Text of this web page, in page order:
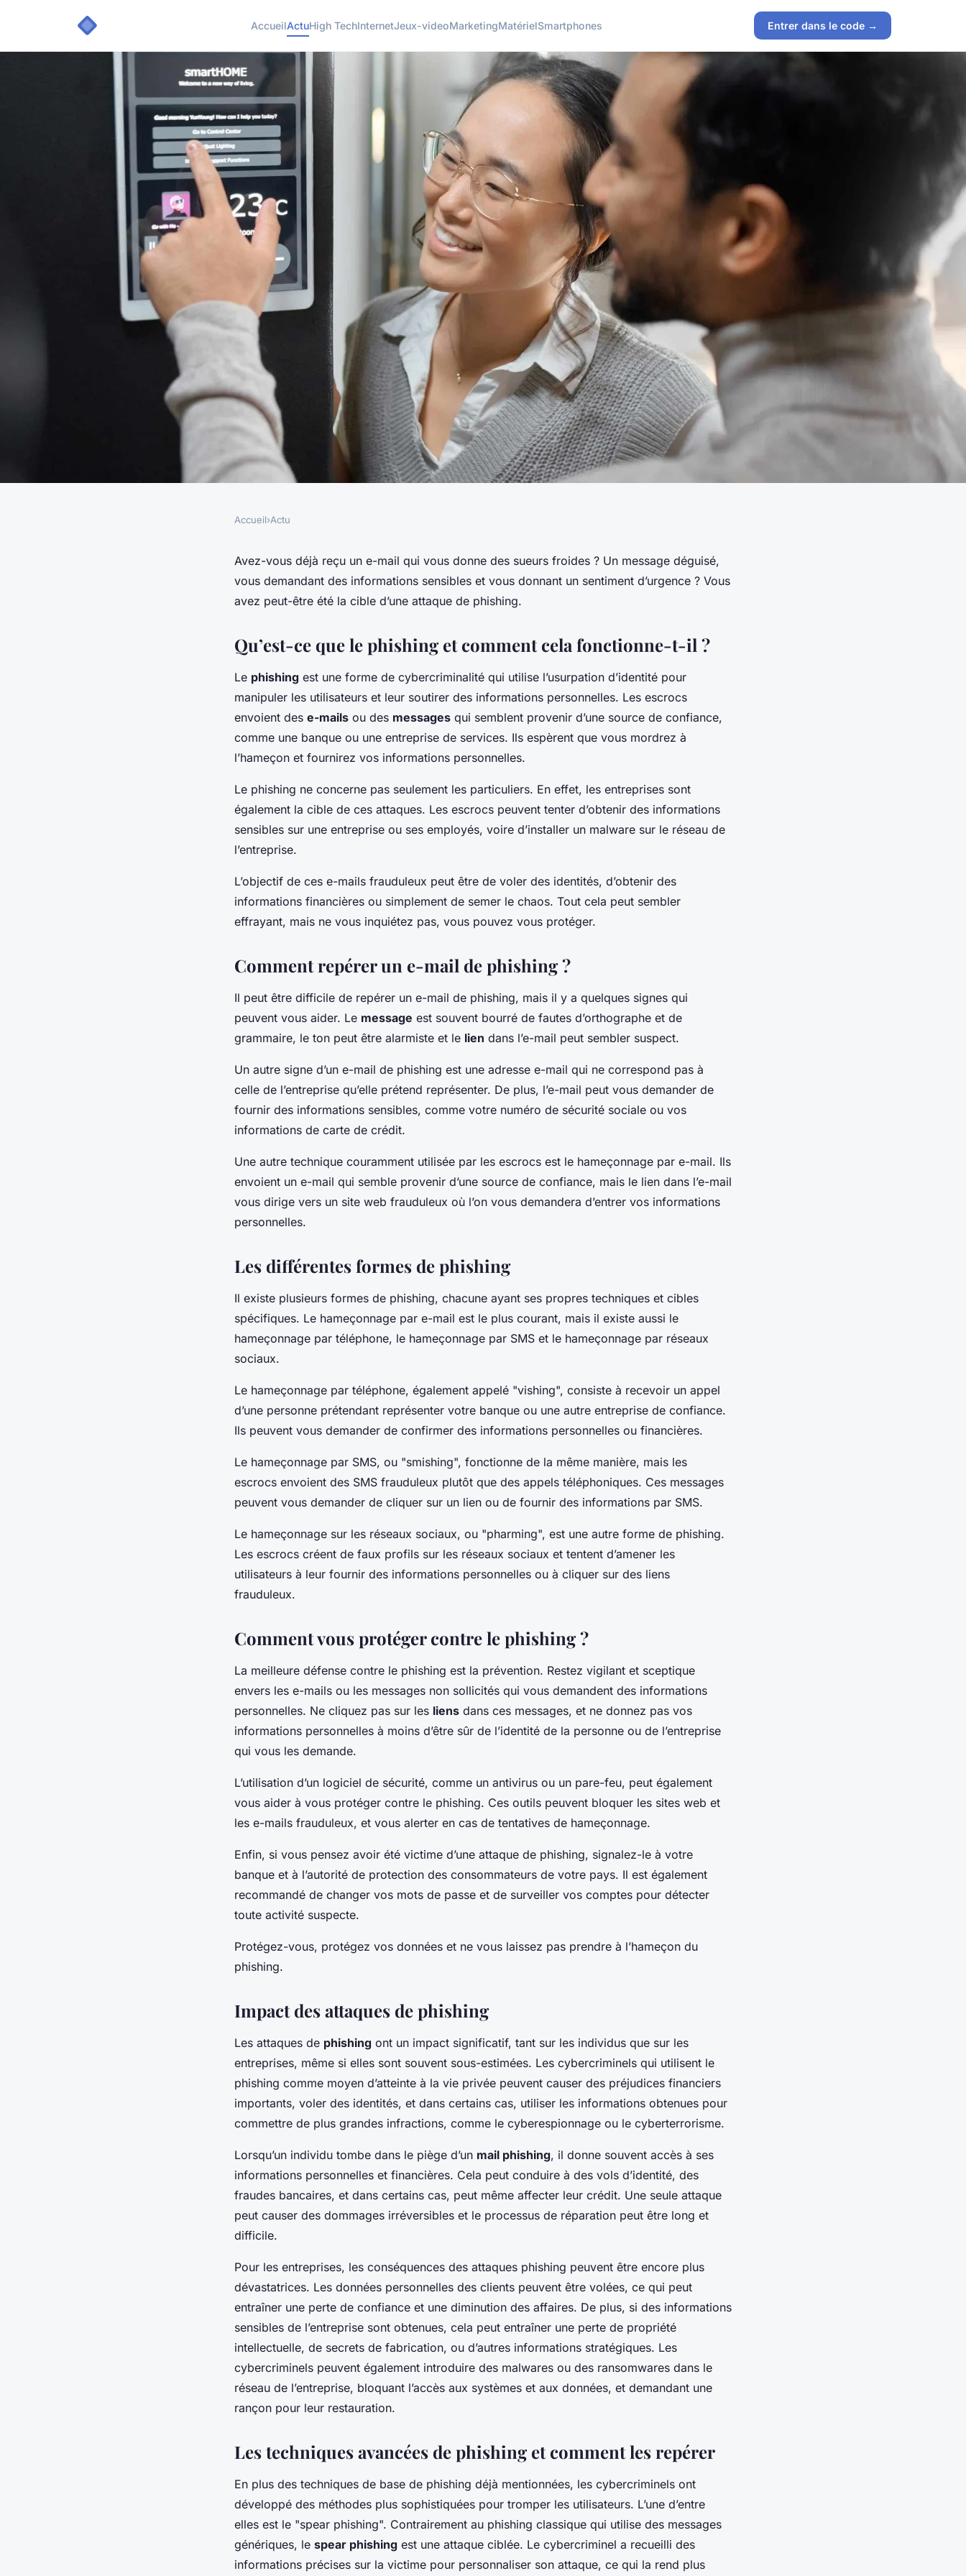
AccueilActuHigh TechInternetJeux-videoMarketingMatérielSmartphones Entrer dans le code →
Comment reconnaître et éviter les e-
mails de phishing ?
6 min de lecture
Accueil›Actu
Avez-vous déjà reçu un e-mail qui vous donne des sueurs froides ? Un message déguisé,
vous demandant des informations sensibles et vous donnant un sentiment d’urgence ? Vous
avez peut-être été la cible d’une attaque de phishing.
Qu’est-ce que le phishing et comment cela fonctionne-t-il ?
Le phishing est une forme de cybercriminalité qui utilise l’usurpation d’identité pour
manipuler les utilisateurs et leur soutirer des informations personnelles. Les escrocs
envoient des e-mails ou des messages qui semblent provenir d’une source de confiance,
comme une banque ou une entreprise de services. Ils espèrent que vous mordrez à
l’hameçon et fournirez vos informations personnelles.
Le phishing ne concerne pas seulement les particuliers. En effet, les entreprises sont
également la cible de ces attaques. Les escrocs peuvent tenter d’obtenir des informations
sensibles sur une entreprise ou ses employés, voire d’installer un malware sur le réseau de
l’entreprise.
L’objectif de ces e-mails frauduleux peut être de voler des identités, d’obtenir des
informations financières ou simplement de semer le chaos. Tout cela peut sembler
effrayant, mais ne vous inquiétez pas, vous pouvez vous protéger.
Comment repérer un e-mail de phishing ?
Il peut être difficile de repérer un e-mail de phishing, mais il y a quelques signes qui
peuvent vous aider. Le message est souvent bourré de fautes d’orthographe et de
grammaire, le ton peut être alarmiste et le lien dans l’e-mail peut sembler suspect.
Un autre signe d’un e-mail de phishing est une adresse e-mail qui ne correspond pas à
celle de l’entreprise qu’elle prétend représenter. De plus, l’e-mail peut vous demander de
fournir des informations sensibles, comme votre numéro de sécurité sociale ou vos
informations de carte de crédit.
Une autre technique couramment utilisée par les escrocs est le hameçonnage par e-mail. Ils
envoient un e-mail qui semble provenir d’une source de confiance, mais le lien dans l’e-mail
vous dirige vers un site web frauduleux où l’on vous demandera d’entrer vos informations
personnelles.
Les différentes formes de phishing
Il existe plusieurs formes de phishing, chacune ayant ses propres techniques et cibles
spécifiques. Le hameçonnage par e-mail est le plus courant, mais il existe aussi le
hameçonnage par téléphone, le hameçonnage par SMS et le hameçonnage par réseaux
sociaux.
Le hameçonnage par téléphone, également appelé "vishing", consiste à recevoir un appel
d’une personne prétendant représenter votre banque ou une autre entreprise de confiance.
Ils peuvent vous demander de confirmer des informations personnelles ou financières.
Le hameçonnage par SMS, ou "smishing", fonctionne de la même manière, mais les
escrocs envoient des SMS frauduleux plutôt que des appels téléphoniques. Ces messages
peuvent vous demander de cliquer sur un lien ou de fournir des informations par SMS.
Le hameçonnage sur les réseaux sociaux, ou "pharming", est une autre forme de phishing.
Les escrocs créent de faux profils sur les réseaux sociaux et tentent d’amener les
utilisateurs à leur fournir des informations personnelles ou à cliquer sur des liens
frauduleux.
Comment vous protéger contre le phishing ?
La meilleure défense contre le phishing est la prévention. Restez vigilant et sceptique
envers les e-mails ou les messages non sollicités qui vous demandent des informations
personnelles. Ne cliquez pas sur les liens dans ces messages, et ne donnez pas vos
informations personnelles à moins d’être sûr de l’identité de la personne ou de l’entreprise
qui vous les demande.
L’utilisation d’un logiciel de sécurité, comme un antivirus ou un pare-feu, peut également
vous aider à vous protéger contre le phishing. Ces outils peuvent bloquer les sites web et
les e-mails frauduleux, et vous alerter en cas de tentatives de hameçonnage.
Enfin, si vous pensez avoir été victime d’une attaque de phishing, signalez-le à votre
banque et à l’autorité de protection des consommateurs de votre pays. Il est également
recommandé de changer vos mots de passe et de surveiller vos comptes pour détecter
toute activité suspecte.
Protégez-vous, protégez vos données et ne vous laissez pas prendre à l’hameçon du
phishing.
Impact des attaques de phishing
Les attaques de phishing ont un impact significatif, tant sur les individus que sur les
entreprises, même si elles sont souvent sous-estimées. Les cybercriminels qui utilisent le
phishing comme moyen d’atteinte à la vie privée peuvent causer des préjudices financiers
importants, voler des identités, et dans certains cas, utiliser les informations obtenues pour
commettre de plus grandes infractions, comme le cyberespionnage ou le cyberterrorisme.
Lorsqu’un individu tombe dans le piège d’un mail phishing, il donne souvent accès à ses
informations personnelles et financières. Cela peut conduire à des vols d’identité, des
fraudes bancaires, et dans certains cas, peut même affecter leur crédit. Une seule attaque
peut causer des dommages irréversibles et le processus de réparation peut être long et
difficile.
Pour les entreprises, les conséquences des attaques phishing peuvent être encore plus
dévastatrices. Les données personnelles des clients peuvent être volées, ce qui peut
entraîner une perte de confiance et une diminution des affaires. De plus, si des informations
sensibles de l’entreprise sont obtenues, cela peut entraîner une perte de propriété
intellectuelle, de secrets de fabrication, ou d’autres informations stratégiques. Les
cybercriminels peuvent également introduire des malwares ou des ransomwares dans le
réseau de l’entreprise, bloquant l’accès aux systèmes et aux données, et demandant une
rançon pour leur restauration.
Les techniques avancées de phishing et comment les repérer
En plus des techniques de base de phishing déjà mentionnées, les cybercriminels ont
développé des méthodes plus sophistiquées pour tromper les utilisateurs. L’une d’entre
elles est le "spear phishing". Contrairement au phishing classique qui utilise des messages
génériques, le spear phishing est une attaque ciblée. Le cybercriminel a recueilli des
informations précises sur la victime pour personnaliser son attaque, ce qui la rend plus